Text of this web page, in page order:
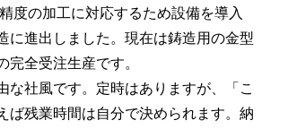
度の加工に対応するため設備を導入
に進出しました。現在は鋳造用の金型
完全受注生産です。
な社風です。定時はありますが、「こ
ば残業時間は自分で決められます。納